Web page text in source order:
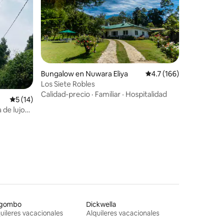
Calificación promedio: 5 de 5, 14 reseñas
5 (14)
de lujo
Bungalow en Nuwara Eliya Calificación
4.7 (166)
Los Siete Robles
Calidad-precio · Familiar · Hospitalidad
vacacionales
Dickwella
Alquileres vacacionales